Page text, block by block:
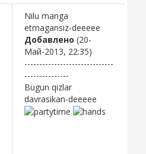
Nilu manga
etmagansiz-deeeee
Добавлено (20-
Май-2013, 22:35)
------------------------------
---------------
Bugun qizlar
davrasikan-deeeee